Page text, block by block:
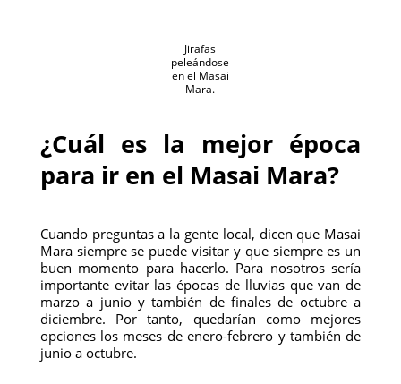
Jirafas
peleándose
en el Masai
Mara.
¿Cuál es la mejor época
para ir en el Masai Mara?
Cuando preguntas a la gente local, dicen que Masai
Mara siempre se puede visitar y que siempre es un
buen momento para hacerlo. Para nosotros sería
importante evitar las épocas de lluvias que van de
marzo a junio y también de finales de octubre a
diciembre. Por tanto, quedarían como mejores
opciones los meses de enero-febrero y también de
junio a octubre.